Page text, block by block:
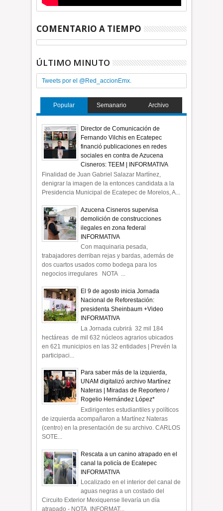
COMENTARIO A TIEMPO
ÚLTIMO MINUTO
Tweets por el @Red_accionEmx.
Popular Semanario Archivo
Director de Comunicación de
Fernando Vilchis en Ecatepec
financió publicaciones en redes
sociales en contra de Azucena
Cisneros: TEEM | INFORMATIVA
Finalidad de Juan Gabriel Salazar Martínez,
denigrar la imagen de la entonces candidata a la
Presidencia Municipal de Ecatepec de Morelos, A...
Azucena Cisneros supervisa
demolición de construcciones
ilegales en zona federal
INFORMATIVA
Con maquinaria pesada,
trabajadores derriban rejas y bardas, además de
dos cuartos usados como bodega para los
negocios irregulares NOTA ...
El 9 de agosto inicia Jornada
Nacional de Reforestación:
presidenta Sheinbaum +Video
INFORMATIVA
La Jornada cubrirá 32 mil 184
hectáreas de mil 632 núcleos agrarios ubicados
en 621 municipios en las 32 entidades | Prevén la
participaci...
Para saber más de la izquierda,
UNAM digitalizó archivo Martínez
Nateras | Miradas de Reportero /
Rogelio Hernández López*
Exdirigentes estudiantiles y políticos
de izquierda acompañaron a Martínez Nateras
(centro) en la presentación de su archivo. CARLOS
SOTE...
Rescata a un canino atrapado en el
canal la policía de Ecatepec
INFORMATIVA
Localizado en el interior del canal de
aguas negras a un costado del
Circuito Exterior Mexiquense llevaría un día
atrapado - NOTA INFORMAT...